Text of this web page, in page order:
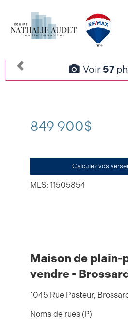
Voir 57
849 900$
Calculez vos
MLS: 11505854
Maison de plain-
vendre -
1045 Rue Pasteur,
Noms de rues (P)